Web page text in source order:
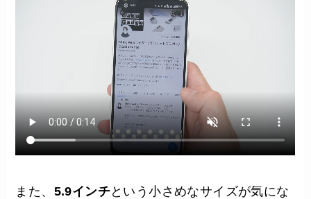
また、 5.9インチという小さめなサイズが気にな